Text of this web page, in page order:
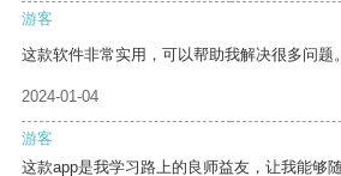
游客
这款软件非常实用，可以帮助我解决很多问题。
2024-01-04
游客
这款app是我学习路上的良师益友，让我能够